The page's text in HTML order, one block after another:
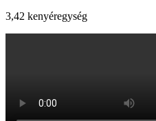
3,42 kenyéregység